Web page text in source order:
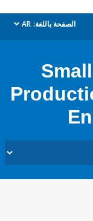
باللغة: AR
dropdown